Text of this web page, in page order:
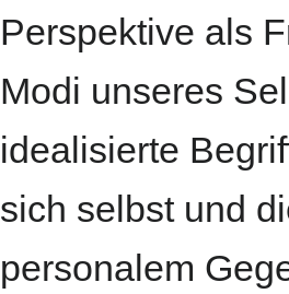
Perspektive als
Modi unseres
idealisierte
sich selbst und
personalem